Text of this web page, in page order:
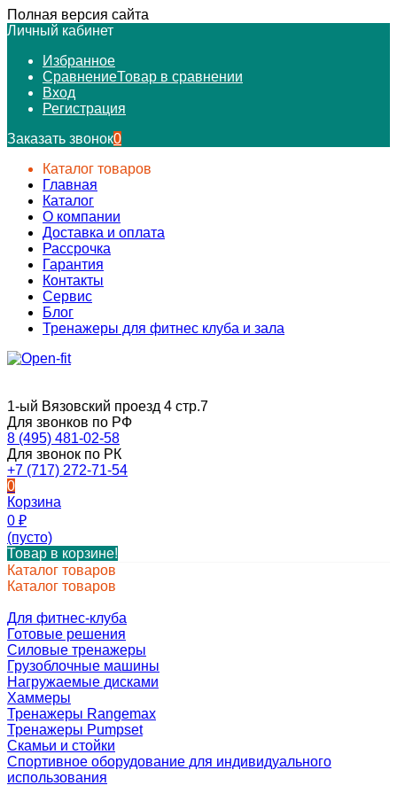
Полная версия сайта
Личный кабинет
Избранное
СравнениеТовар в сравнении
Вход
Регистрация
Заказать звонок0
Каталог товаров
Главная
Каталог
О компании
Доставка и оплата
Рассрочка
Гарантия
Контакты
Сервис
Блог
Тренажеры для фитнес клуба и зала
1-ый Вязовский проезд 4 стр.7
Для звонков по РФ
8 (495) 481-02-58
Для звонок по РК
+7 (717) 272-71-54
0
Корзина
0 ₽
(пусто)
Товар в корзине!
Каталог товаров
Каталог товаров
Для фитнес-клуба
Готовые решения
Силовые тренажеры
Грузоблочные машины
Нагружаемые дисками
Хаммеры
Тренажеры Rangemax
Тренажеры Pumpset
Скамьи и стойки
Спортивное оборудование для индивидуального
использования